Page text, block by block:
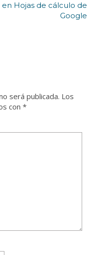
Hojas de cálculo de
Google
será publicada. Los
con *